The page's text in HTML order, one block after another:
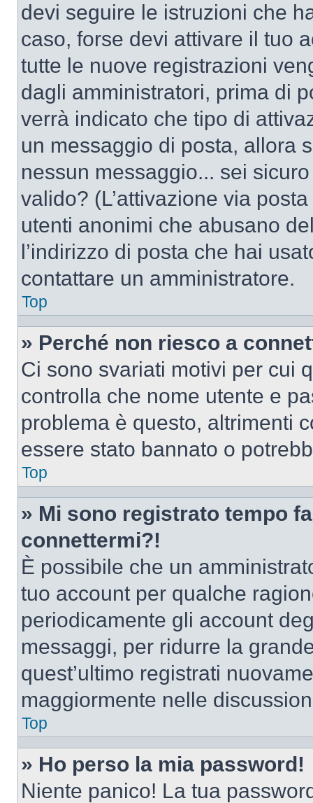
devi seguire le istruzioni che
caso, forse devi attivare il tuo
tutte le nuove registrazioni
dagli amministratori, prima di
verrà indicato che tipo di
un messaggio di posta, allora
nessun messaggio... sei
valido? (L’attivazione via
utenti anonimi che abusano
l’indirizzo di posta che hai
contattare un amministratore.
Top
» Perché non riesco a
Ci sono svariati motivi per cui
controlla che nome utente e
problema è questo, altrimenti
essere stato bannato o
Top
» Mi sono registrato tempo
connettermi?!
È possibile che un
tuo account per qualche
periodicamente gli account
messaggi, per ridurre la
quest’ultimo registrati
maggiormente nelle
Top
» Ho perso la mia password!
Niente panico! La tua